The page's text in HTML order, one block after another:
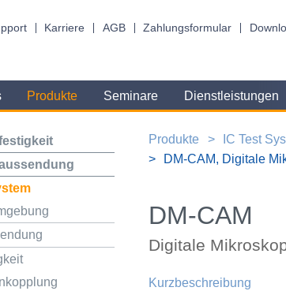
Karriere AGB Zahlungsformular
Produkte Seminare Dienstleistungen
Produkte IC Test
DM-CAM, Digitale
DM-CAM
Digitale
Kurzbeschreibung